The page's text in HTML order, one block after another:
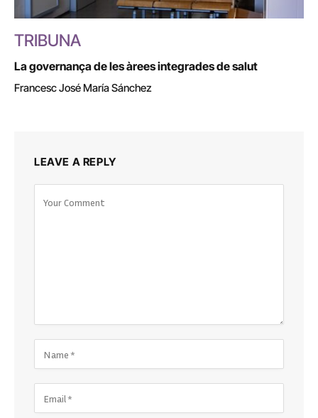
TRIBUNA
La governança de les àrees integrades de salut
Francesc José María Sánchez
LEAVE A REPLY